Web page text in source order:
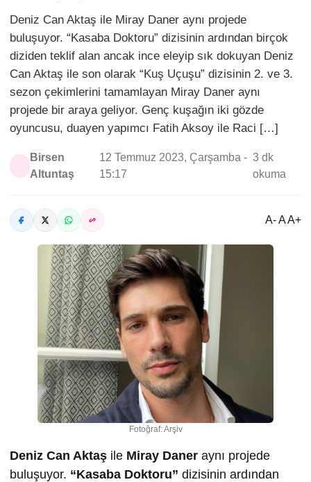
Deniz Can Aktaş ile Miray Daner aynı projede
buluşuyor. “Kasaba Doktoru” dizisinin ardından birçok
diziden teklif alan ancak ince eleyip sık dokuyan Deniz
Can Aktaş ile son olarak “Kuş Uçuşu” dizisinin 2. ve 3.
sezon çekimlerini tamamlayan Miray Daner aynı
projede bir araya geliyor. Genç kuşağın iki gözde
oyuncusu, duayen yapımcı Fatih Aksoy ile Raci […]
Birsen
Altuntaş
12 Temmuz 2023, Çarşamba -
15:17
3 dk
okuma
A- A A+
Fotoğraf: Arşiv
Deniz Can Aktaş ile Miray Daner aynı projede
buluşuyor. “Kasaba Doktoru” dizisinin ardından